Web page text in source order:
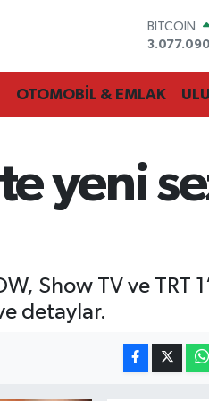
DOLAR
47,6006
STERLİN
64,2398
13.799
OTOMOBİL & EMLAK
yeni
Show TV ve TRT
detaylar.